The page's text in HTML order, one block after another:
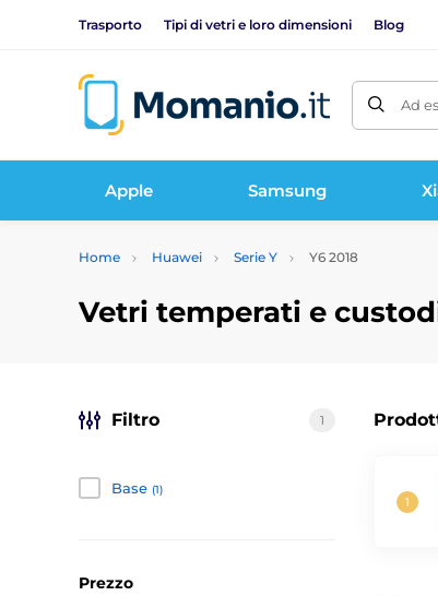
Trasporto Tipi di vetri e loro dimensioni Blog
Ad
Apple Samsung
Home Huawei Serie Y Y6 2018
Vetri temperati e
Filtro 1
Base (1)
Prezzo